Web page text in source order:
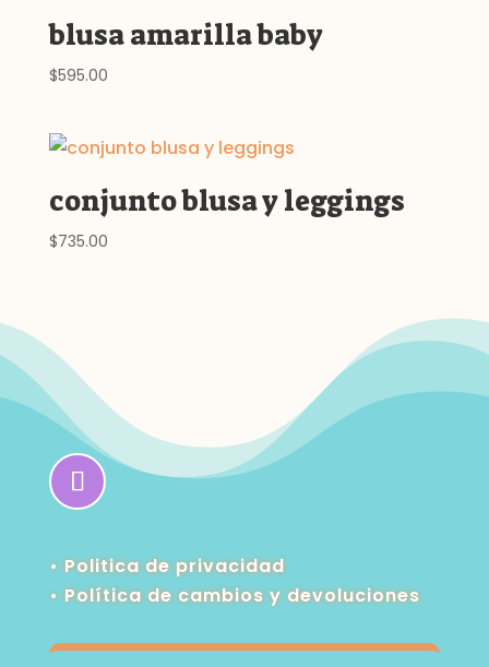
blusa amarilla baby
$595.00
conjunto blusa y leggings
$735.00
• Politica de privacidad
•Política de cambios y devoluciones